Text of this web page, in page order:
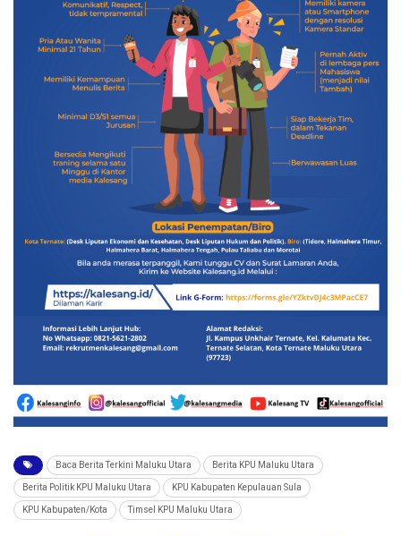
Baca Berita Terkini Maluku Utara Berita KPU Maluku Utara
Berita Politik KPU Maluku Utara KPU Kabupaten Kepulauan Sula
KPU Kabupaten/Kota Timsel KPU Maluku Utara